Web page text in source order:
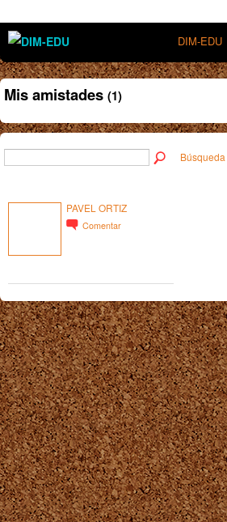
DIM-EDU
Mis amistades (1)
PAVEL ORTIZ
Comentar